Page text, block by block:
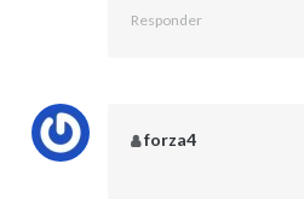
Responder
forza4